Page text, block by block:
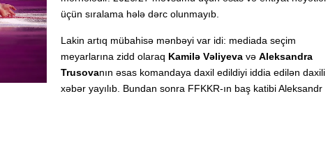
üçün sıralama hələ dərc olunmayıb.
Lakin artıq mübahisə mənbəyi var idi: mediada seçim
meyarlarına zidd olaraq Kamilə Vəliyeva və Aleksandra
Trusovanın əsas komandaya daxil edildiyi iddia edilən daxili
xəbər yayılıb. Bundan sonra FFKKR-ın baş katibi Aleksandr